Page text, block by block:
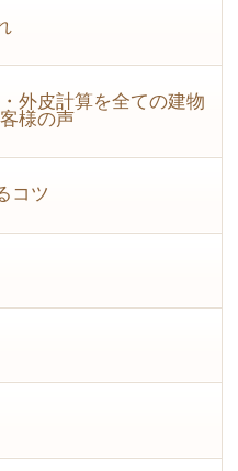
外皮計算を全ての建物
様の声
コツ